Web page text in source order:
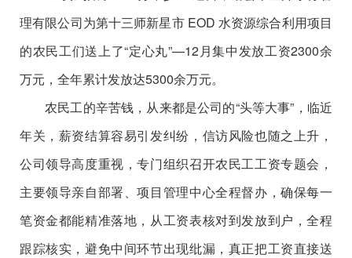
理有限公司为第十三师新星市 EOD 水资源综合利用项目
的农民工们送上了“定心丸”—12月集中发放工资2300余
万元，全年累计发放达5300余万元。
农民工的辛苦钱，从来都是公司的“头等大事”，临近
年关，薪资结算容易引发纠纷，信访风险也随之上升，
公司领导高度重视，专门组织召开农民工工资专题会，
主要领导亲自部署、项目管理中心全程督办，确保每一
笔资金都能精准落地，从工资表核对到发放到户，全程
跟踪核实，避免中间环节出现纰漏，真正把工资直接送